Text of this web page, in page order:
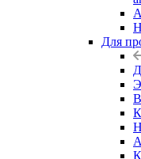
Для